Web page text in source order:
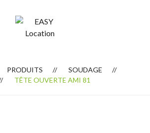
PRODUITS
SOUDAGE
TÊTE OUVERTE AMI 81